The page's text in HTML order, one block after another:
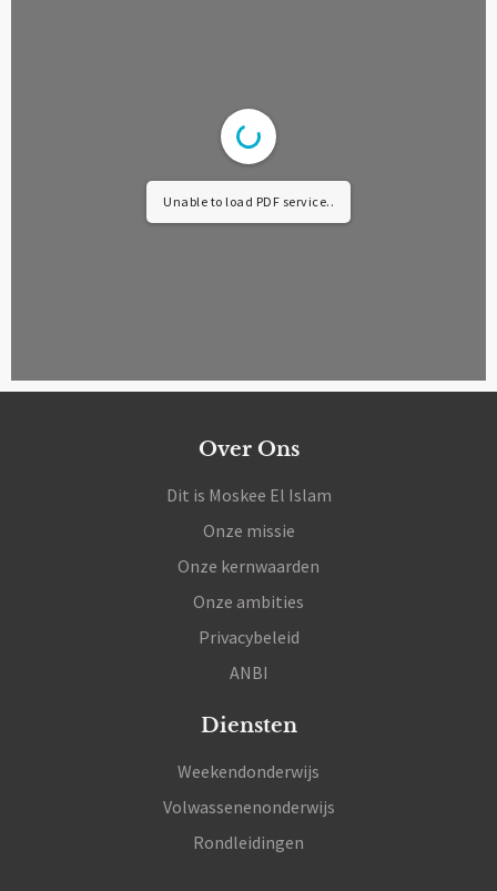
Unable to load PDF service..
Over Ons
Dit is Moskee El Islam
Onze missie
Onze kernwaarden
Onze ambities
Privacybeleid
ANBI
Diensten
Weekendonderwijs
Volwassenenonderwijs
Rondleidingen